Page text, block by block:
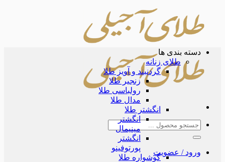
content
جستجو
ورود / عضویت
دسته بندی ها
طلای زنانه
گردنبند و آویز طلا
زنجیر طلا
رولباسی طلا
مدال طلا
انگشتر طلا
انگشتر
مینیمال
انگشتر
پورتوفینو
گوشواره طلا